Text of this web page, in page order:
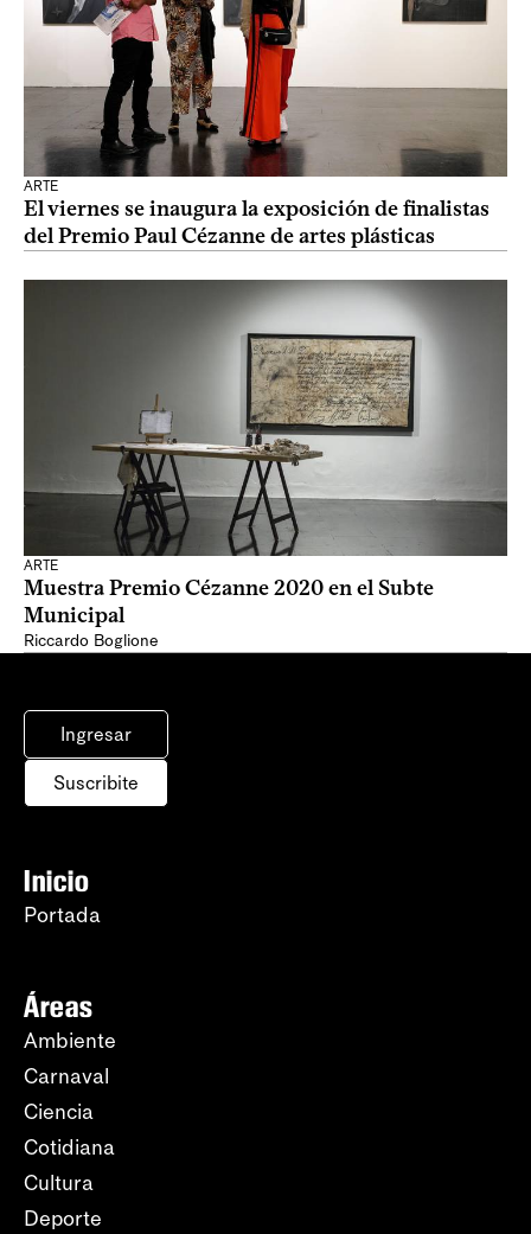
ARTE
El viernes se inaugura la exposición de finalistas
del Premio Paul Cézanne de artes plásticas
ARTE
Muestra Premio Cézanne 2020 en el Subte
Municipal
Riccardo Boglione
Ingresar
Suscribite
Inicio
Portada
Áreas
Ambiente
Carnaval
Ciencia
Cotidiana
Cultura
Deporte